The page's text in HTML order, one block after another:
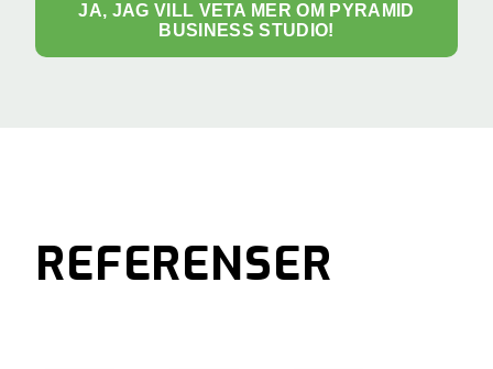
JA, JAG VILL VETA MER OM PYRAMID
BUSINESS STUDIO!
REFERENSER